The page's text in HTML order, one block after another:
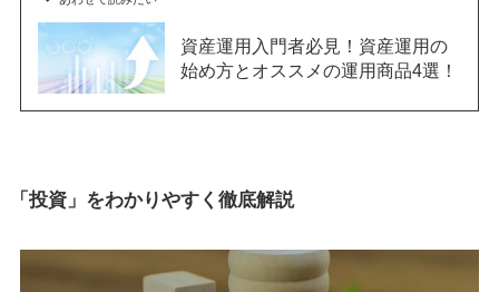
資産運用入門者必見！資産運用の
始め方とオススメの運用商品4選！
「投資」をわかりやすく徹底解説